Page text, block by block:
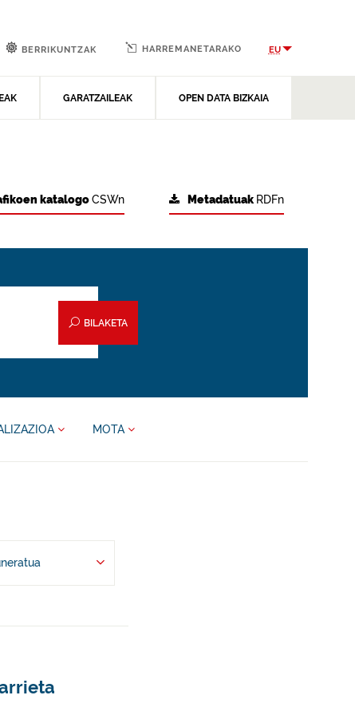
GARATZAILEAK OPEN DATA BIZKAIA
BERRIKUNTZAK HARREMANETARAKO EU
Metadatuak RDFn
katalogoCSWn
BILAKETA
MOTA